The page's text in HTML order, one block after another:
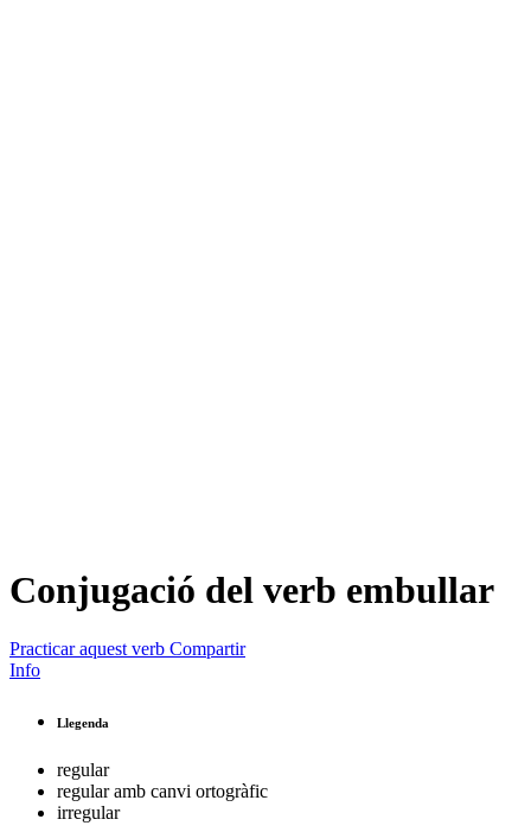
Conjugació del verb embullar
Practicar aquest verb Compartir
Info
Llegenda
regular
regular amb canvi ortogràfic
irregular